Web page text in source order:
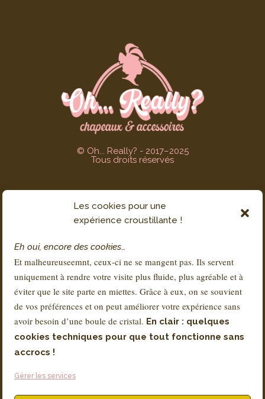
Les cookies pour une
expérience croustillante !
Eh oui, encore des cookies…
Et malheureuseemnt, ceux-ci ne se mangent pas. Ils servent
uniquement à rendre votre visite plus fluide, plus agréable et à
éviter que le site parte en miettes. Grâce à eux, on se souvient
de vos préférences et on peut améliorer votre expérience sans
avoir besoin d’une boule de cristal. En clair : quelques
cookies techniques pour que tout fonctionne sans
accrocs !
Gérer les services
© Oh... Really? - 2017–2025
Tous droits réservés
SERVICE CLIENT
FAQs
Livraison & Retours
À propos de Sandra
RÉGLEMENTATION
Conditions Générales de Vente – CGV
Politique de Confidentialité – RGPD